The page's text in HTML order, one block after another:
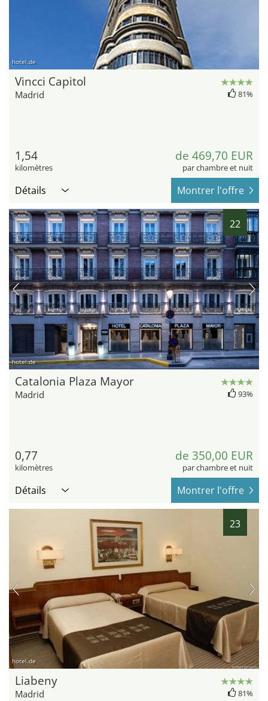
hotel.de
Vincci Capitol
Madrid 81%
1,54
kilomètres
de 469,70 EUR
par chambre et nuit
Détails Montrer l'offre
22
hotel.de
Catalonia Plaza Mayor
Madrid 93%
0,77
kilomètres
de 350,00 EUR
par chambre et nuit
Détails Montrer l'offre
23
hotel.de
Liabeny
Madrid 81%